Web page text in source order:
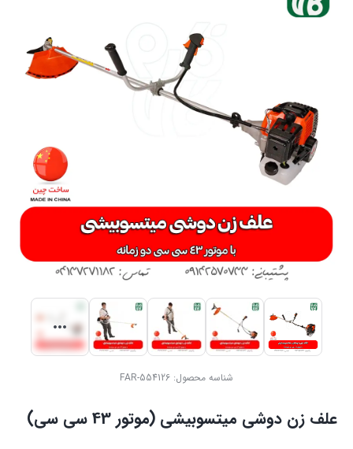
شناسه محصول: FAR-554126
علف زن دوشی میتسوبیشی (موتور 43 سی سی)